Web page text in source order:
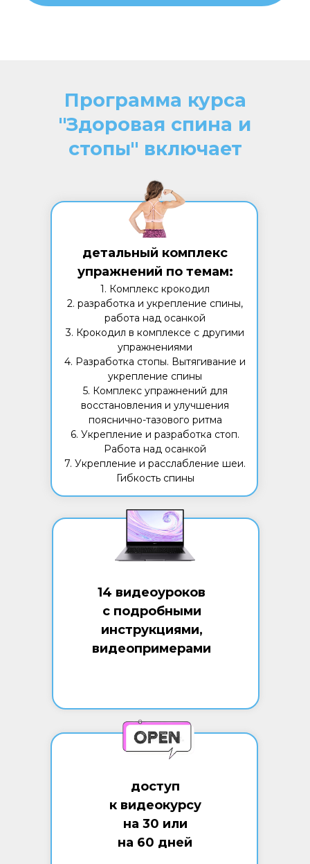
1. Комплекс крокодил
2. разработка и укрепление спины,
работа над осанкой
3. Крокодил в комплексе с другими
упражнениями
4. Разработка стопы. Вытягивание и
укрепление спины
5. Комплекс упражнений для
восстановления и улучшения
пояснично-тазового ритма
6. Укрепление и разработка стоп.
Работа над осанкой
7. Укрепление и расслабление шеи.
Гибкость спины
детальный комплекс
упражнений по темам:
14 видеоуроков
с подробными
инструкциями,
видеопримерами
доступ
к видеокурсу
на 30 или
на 60 дней
Программа курса
"Здоровая спина и
стопы" включает